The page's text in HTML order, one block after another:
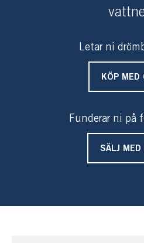
Letar ni
KÖP MED
Funderar ni på
SÄLJ MED